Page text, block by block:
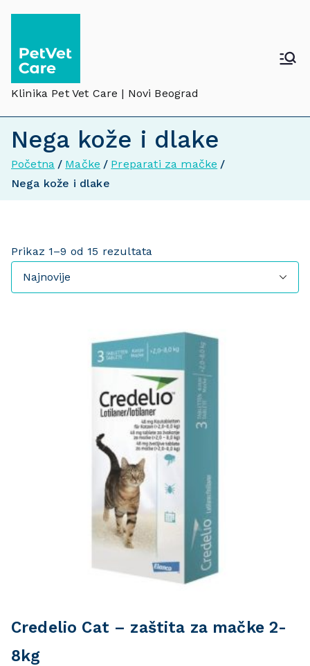
Klinika Pet Vet Care | Novi Beograd
Nega kože i dlake
Početna Mačke
Preparati za mačke
Nega kože i dlake
Prikaz 1–9 od 15 rezultata
Credelio Cat – zaštita za mačke 2-
8kg